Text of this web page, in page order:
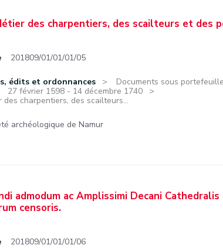
des charpentiers, des scailteurs et des
201809/01/01/01/05
édits et ordonnances
Documents sous
27 février 1598 - 14 décembre 1740
des charpentiers, des scailteurs...
archéologique de Namur
admodum ac Amplissimi Decani Cathedralis
censoris.
201809/01/01/01/06